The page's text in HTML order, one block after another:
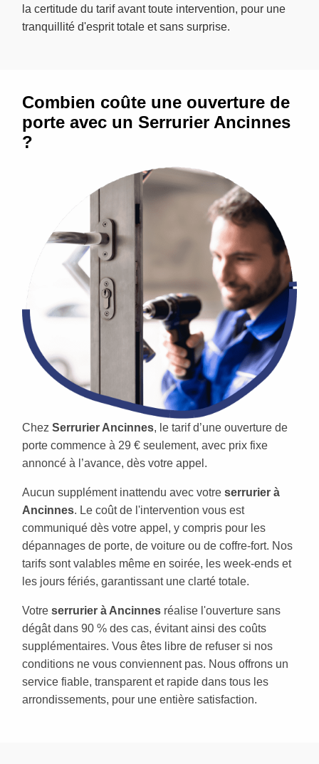
la certitude du tarif avant toute intervention, pour une
tranquillité d'esprit totale et sans surprise.
Combien coûte une ouverture de
porte avec un Serrurier Ancinnes
?
Chez Serrurier Ancinnes, le tarif d’une ouverture de
porte commence à 29 € seulement, avec prix fixe
annoncé à l’avance, dès votre appel.
Aucun supplément inattendu avec votre serrurier à
Ancinnes. Le coût de l'intervention vous est
communiqué dès votre appel, y compris pour les
dépannages de porte, de voiture ou de coffre-fort. Nos
tarifs sont valables même en soirée, les week-ends et
les jours fériés, garantissant une clarté totale.
Votre serrurier à Ancinnes réalise l'ouverture sans
dégât dans 90 % des cas, évitant ainsi des coûts
supplémentaires. Vous êtes libre de refuser si nos
conditions ne vous conviennent pas. Nous offrons un
service fiable, transparent et rapide dans tous les
arrondissements, pour une entière satisfaction.